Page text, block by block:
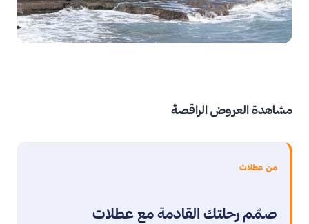
مشاهدة العروض الراقصة
من عطلات
صمّم رحلتك القادمة مع عطلات